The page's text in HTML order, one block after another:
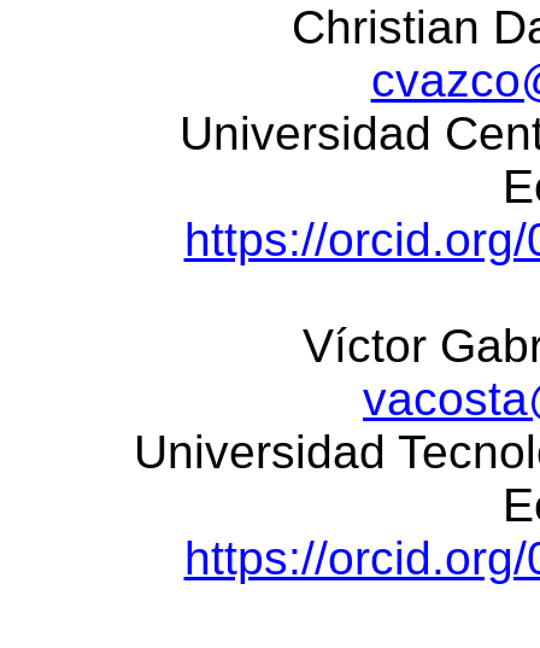
Christian
Universidad
https://
Víctor
Universidad
https://